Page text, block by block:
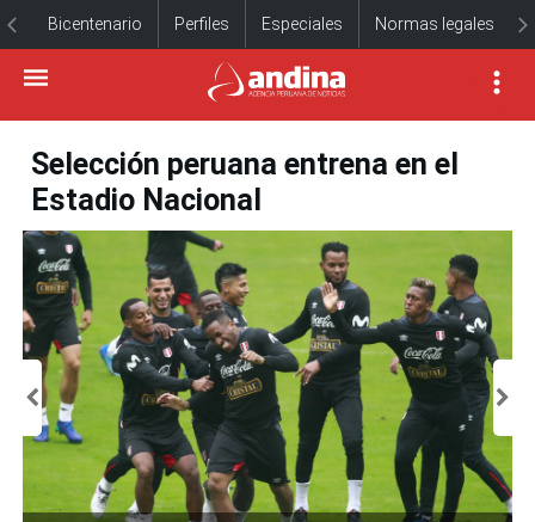
Bicentenario Perfiles Especiales Normas legales
Selección peruana entrena en el
Estadio Nacional